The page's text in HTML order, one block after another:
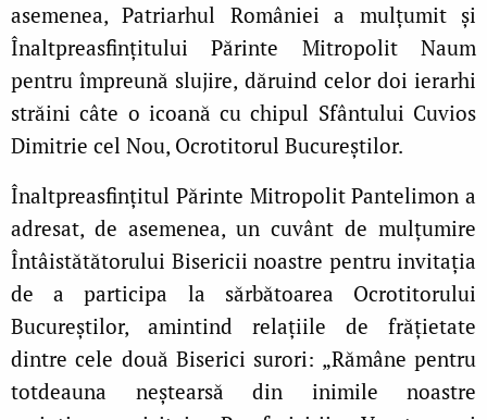
asemenea, Patriarhul României a mulțumit și
Înaltpreasfințitului Părinte Mitropolit Naum
pentru împreună slujire, dăruind celor doi ierarhi
străini câte o icoană cu chipul Sfântului Cuvios
Dimitrie cel Nou, Ocrotitorul Bucureștilor.
Înaltpreasfințitul Părinte Mitropolit Pantelimon a
adresat, de asemenea, un cuvânt de mulțumire
Întâistătătorului Bisericii noastre pentru invitația
de a participa la sărbătoarea Ocrotitorului
Bucureștilor, amintind relațiile de frățietate
dintre cele două Biserici surori: „Rămâne pentru
totdeauna neștearsă din inimile noastre